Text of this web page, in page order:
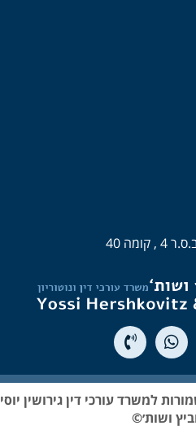
למשרד עורכי דין גירושין יוסי
ושות׳©